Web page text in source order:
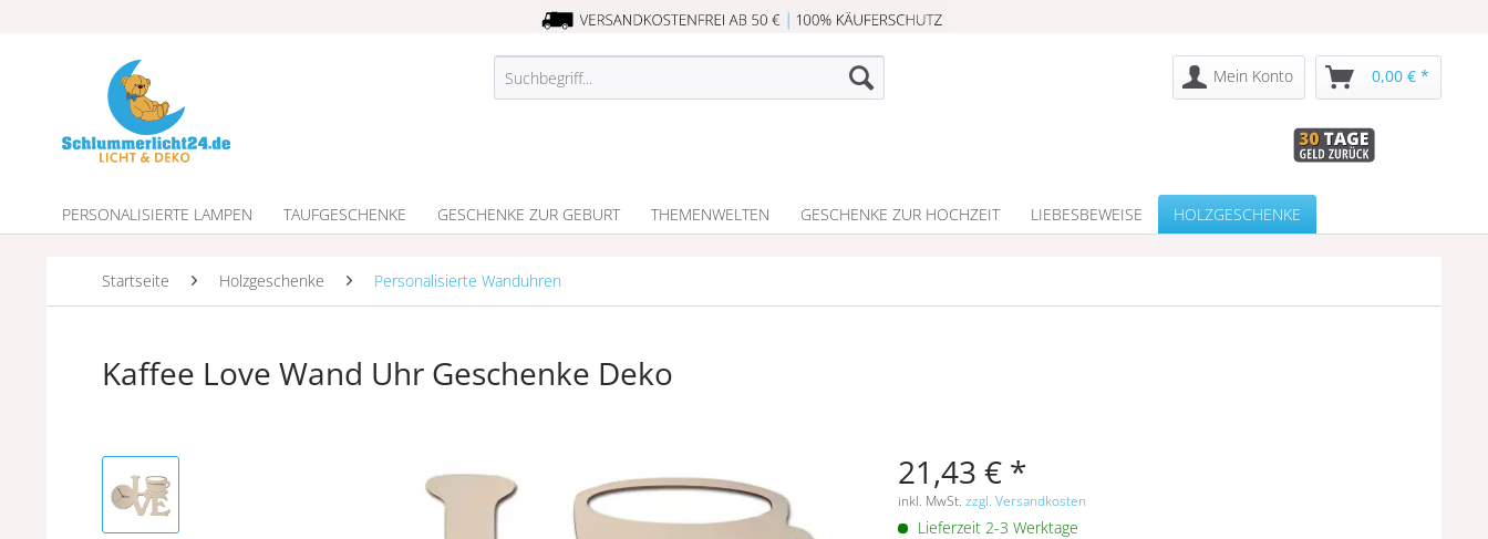
Mein Konto 0,00 € *
PERSONALISIERTE LAMPEN TAUFGESCHENKE GESCHENKE ZUR GEBURT THEMENWELTEN GESCHENKE ZUR HOCHZEIT LIEBESBEWEISE HOLZGESCHENKE
Startseite Holzgeschenke Personalisierte Wanduhren
Kaffee Love Wand Uhr Geschenke Deko
21,43 € *
inkl. MwSt.zzgl. Versandkosten
Lieferzeit 2-3 Werktage